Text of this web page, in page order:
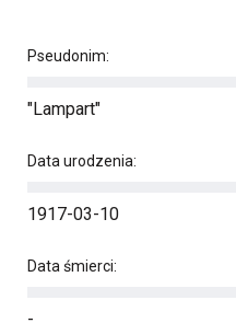
Pseudonim:
"Lampart"
Data urodzenia:
1917-03-10
Data śmierci: